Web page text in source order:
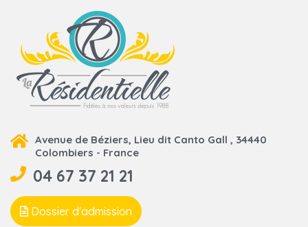
Avenue de Béziers, Lieu dit Canto Gall , 34440
Colombiers - France
04 67 37 21 21
Dossier d'admission